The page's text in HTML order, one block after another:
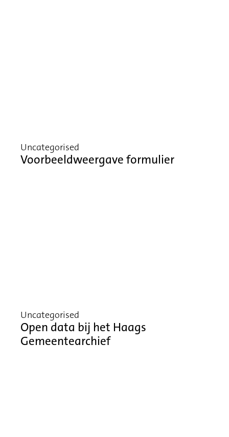
Uncategorised
Voorbeeldweergave formulier
Uncategorised
Open data bij het Haags
Gemeentearchief